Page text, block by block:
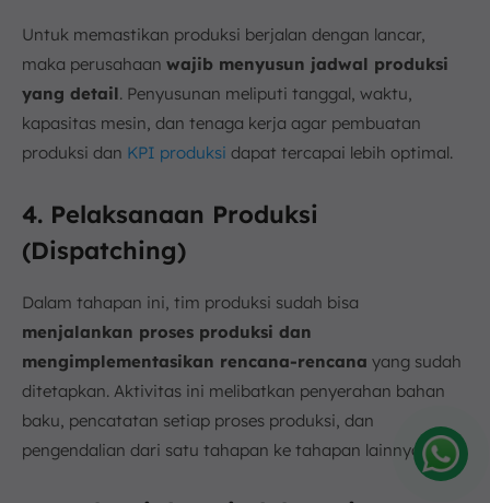
Untuk memastikan produksi berjalan dengan lancar,
maka perusahaan wajib menyusun jadwal produksi
yang detail. Penyusunan meliputi tanggal, waktu,
kapasitas mesin, dan tenaga kerja agar pembuatan
produksi dan KPI produksi dapat tercapai lebih optimal.
4. Pelaksanaan Produksi
(Dispatching)
Dalam tahapan ini, tim produksi sudah bisa
menjalankan proses produksi dan
mengimplementasikan rencana-rencana yang sudah
ditetapkan. Aktivitas ini melibatkan penyerahan bahan
baku, pencatatan setiap proses produksi, dan
pengendalian dari satu tahapan ke tahapan lainnya.